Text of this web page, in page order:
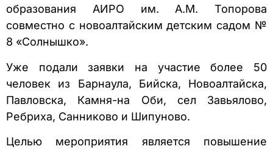
образования АИРО им. А.М. Топорова
совместно с новоалтайским детским садом №
8 «Солнышко».
Уже подали заявки на участие более 50
человек из Барнаула, Бийска, Новоалтайска,
Павловска, Камня-на Оби, сел Завьялово,
Ребриха, Санниково и Шипуново.
Целью мероприятия является повышение